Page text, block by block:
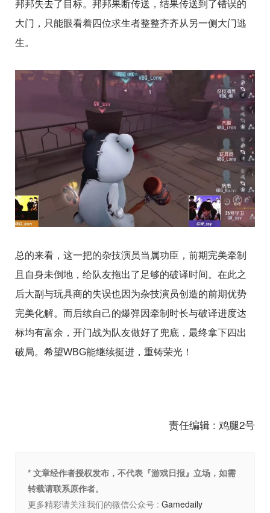
邦邦失去了目标。邦邦果断传送，结果传送到了错误的
大门，只能眼看着四位求生者整整齐齐从另一侧大门逃
生。
总的来看，这一把的杂技演员当属功臣，前期完美牵制
且自身未倒地，给队友拖出了足够的破译时间。在此之
后大副与玩具商的失误也因为杂技演员创造的前期优势
完美化解。而后续自己的爆弹因牵制时长与破译进度达
标均有富余，开门战为队友做好了兜底，最终拿下四出
破局。希望WBG能继续挺进，重铸荣光！
责任编辑 : 鸡腿2号
* 文章经作者授权发布，不代表『游戏日报』立场，如需
转载请联系原作者。
更多精彩请关注我们的微信公众号 : Gamedaily